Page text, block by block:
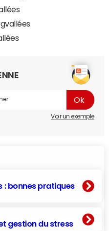
Voir un exemple
: bonnes pratiques
gestion du stress